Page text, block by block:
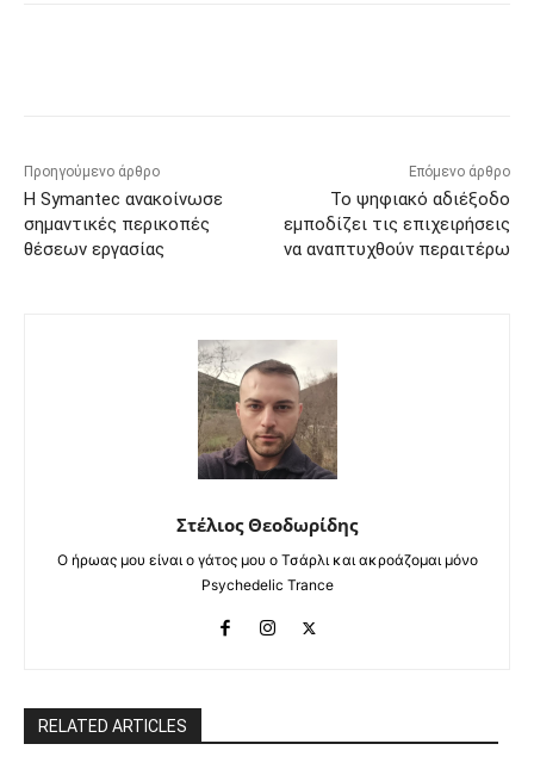
Προηγούμενο άρθρο
Η Symantec ανακοίνωσε
σημαντικές περικοπές
θέσεων εργασίας
Επόμενο άρθρο
Το ψηφιακό αδιέξοδο
εμποδίζει τις επιχειρήσεις
να αναπτυχθούν περαιτέρω
Στέλιος Θεοδωρίδης
Ο ήρωας μου είναι ο γάτος μου ο Τσάρλι και ακροάζομαι μόνο
Psychedelic Trance
RELATED ARTICLES